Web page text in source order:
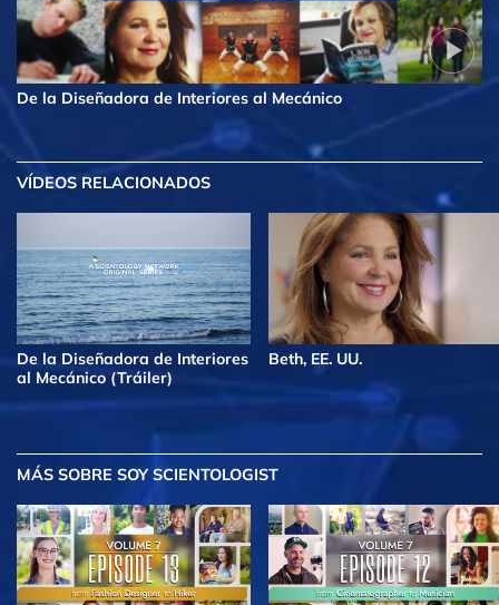
De la Diseñadora de Interiores al Mecánico
VÍDEOS RELACIONADOS
De la Diseñadora de Interiores
al Mecánico (Tráiler)
Beth, EE. UU.
MÁS SOBRE SOY SCIENTOLOGIST